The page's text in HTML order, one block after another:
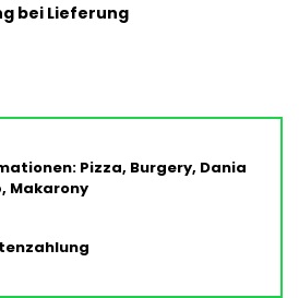
bei Lieferung
Pizza, Burgery, Dania
Makarony